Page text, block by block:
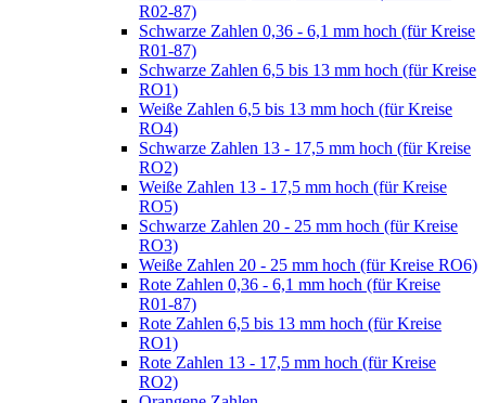
R02-87)
Schwarze Zahlen 0,36 - 6,1 mm hoch (für Kreise
R01-87)
Schwarze Zahlen 6,5 bis 13 mm hoch (für Kreise
RO1)
Weiße Zahlen 6,5 bis 13 mm hoch (für Kreise
RO4)
Schwarze Zahlen 13 - 17,5 mm hoch (für Kreise
RO2)
Weiße Zahlen 13 - 17,5 mm hoch (für Kreise
RO5)
Schwarze Zahlen 20 - 25 mm hoch (für Kreise
RO3)
Weiße Zahlen 20 - 25 mm hoch (für Kreise RO6)
Rote Zahlen 0,36 - 6,1 mm hoch (für Kreise
R01-87)
Rote Zahlen 6,5 bis 13 mm hoch (für Kreise
RO1)
Rote Zahlen 13 - 17,5 mm hoch (für Kreise
RO2)